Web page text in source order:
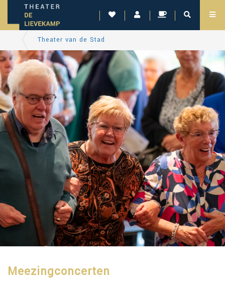
Theater van de Stad
Meezingconcerten